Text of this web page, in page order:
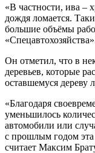
«В частности, ива –
дождя ломается.
большие объёмы
Он отметил, что в
деревьев, которые
оставшемуся дереву
«Благодаря
уменьшилось
автомобили или
с прошлым годом эта
считает Максим